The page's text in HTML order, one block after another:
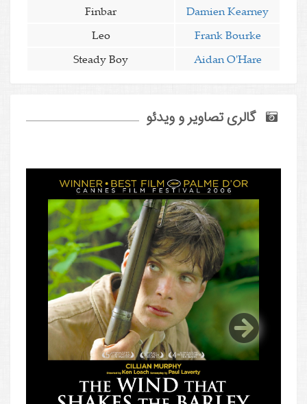
Damien Kearney
Finbar
Frank Bourke
Leo
Aidan O'Hare
Steady Boy
گالری تصاویر و ویدئو